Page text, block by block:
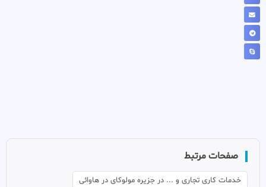
صفحات مرتبط
خدمات کاری تجاری و ... در جزیره مولوکای در هاوائی